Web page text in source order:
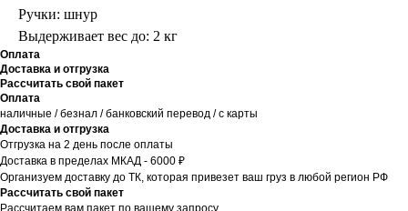
Ручки: шнур
Выдерживает вес до: 2 кг
Оплата
Доставка и отгрузка
Рассчитать свой пакет
Оплата
наличные / безнал / банковский перевод / с карты
Доставка и отгрузка
Отгрузка на 2 день после оплаты
Доставка в пределах МКАД - 6000 ₽
Организуем доставку до ТК, которая привезет ваш груз в любой регион РФ
Рассчитать свой пакет